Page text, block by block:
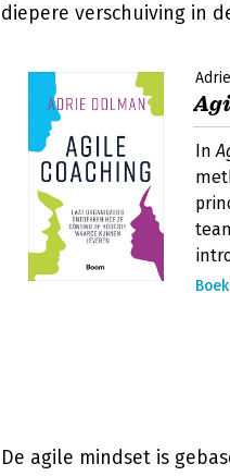
diepere verschuiving in
In
De agile mindset is